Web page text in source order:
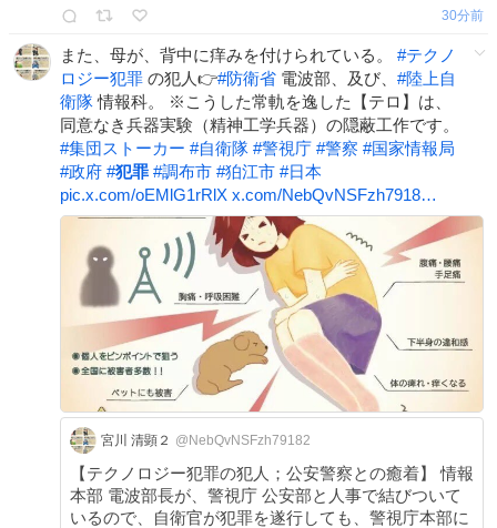
30分前
また、母が、背中に痒みを付けられている。 #テクノ
ロジー犯罪 の犯人👉#防衛省 電波部、及び、 #陸上自
衛隊情報科。 ※こうした常軌を逸した【テロ】は、
同意なき兵器実験（精神工学兵器）の隠蔽工作です。
#集団ストーカー #自衛隊 #警視庁 #警察 #国家情報局
#政府 #犯罪 #調布市 #狛江市 #日本
pic.x.com/oEMlG1rRlX x.com/NebQvNSFzh7918…
宮川 清顕２ @NebQvNSFzh79182
【テクノロジー犯罪の犯人；公安警察との癒着】 情報
本部 電波部長が、警視庁 公安部と人事で結びついて
いるので、自衛官が犯罪を遂行しても、警視庁本部に